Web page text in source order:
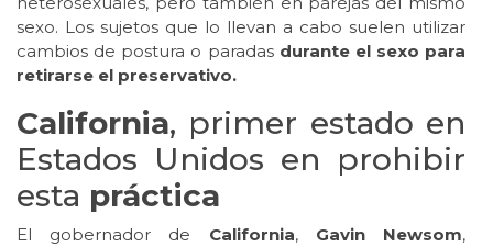
sexo. Los sujetos que lo llevan a cabo suelen utilizar
cambios de postura o paradasdurante el sexo para
retirarse el preservativo.
California, primer estado en
Estados Unidos en prohibir
esta práctica
El gobernador de California,Gavin Newsom,